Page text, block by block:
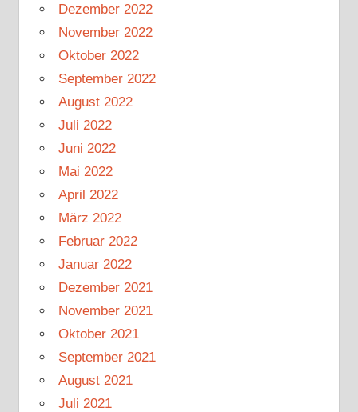
Dezember 2022
November 2022
Oktober 2022
September 2022
August 2022
Juli 2022
Juni 2022
Mai 2022
April 2022
März 2022
Februar 2022
Januar 2022
Dezember 2021
November 2021
Oktober 2021
September 2021
August 2021
Juli 2021